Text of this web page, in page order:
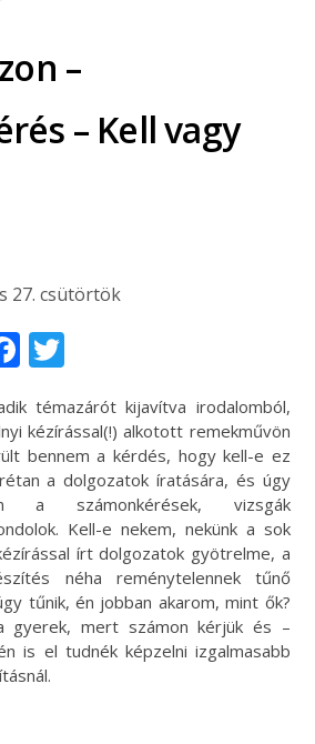
–
– Kell vagy
27. csütörtök
Facebook
témazárót kijavítva irodalomból,
kézírással(!) alkotott remekművön
bennem a kérdés, hogy kell-e ez
a dolgozatok íratására, és úgy
a számonkérések, vizsgák
Kell-e nekem, nekünk a sok
írt dolgozatok gyötrelme, a
néha reménytelennek tűnő
tűnik, én jobban akarom, mint ők?
gyerek, mert számon kérjük és –
is el tudnék képzelni izgalmasabb